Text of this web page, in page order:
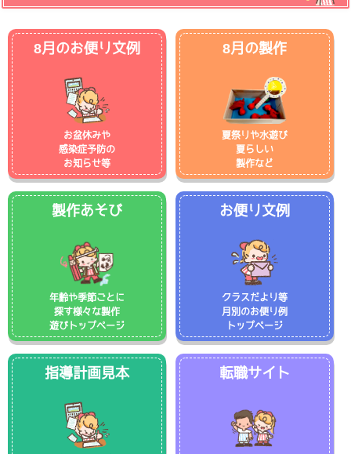
8月のお便り文例
お盆休みや
感染症予防の
お知らせ等
8月の製作
夏祭りや水遊び
夏らしい
製作など
製作あそび
年齢や季節ごとに
探す様々な製作
遊びトップページ
お便り文例
クラスだより等
月別のお便り例
トップページ
指導計画見本 転職サイト